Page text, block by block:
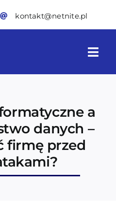
kontakt@netnite.pl
a
danych –
firmę przed